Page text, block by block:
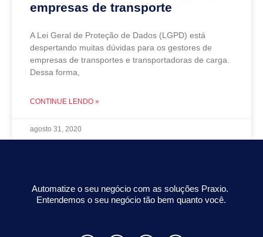
empresas de transporte
A Lei Geral de Proteção de Dados (LGPD) está
despertando muitas dúvidas para os gestores de
empresas de transportes e transportadoras de carga.
Dessa forma,
CONTINUE LENDO »
agosto 31, 2020
Automatize o seu negócio com as soluções Praxio.
Entendemos o seu negócio tão bem quanto você.